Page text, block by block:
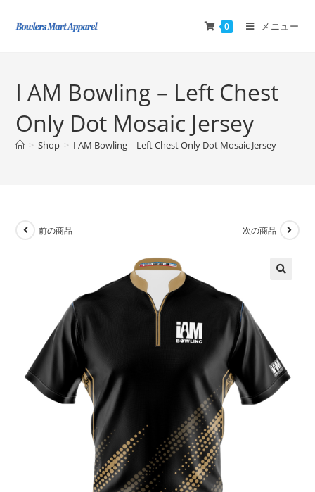
0 メニュー
I AM Bowling – Left Chest
Only Dot Mosaic Jersey
> Shop > I AM Bowling – Left Chest Only Dot Mosaic Jersey
前の商品 次の商品